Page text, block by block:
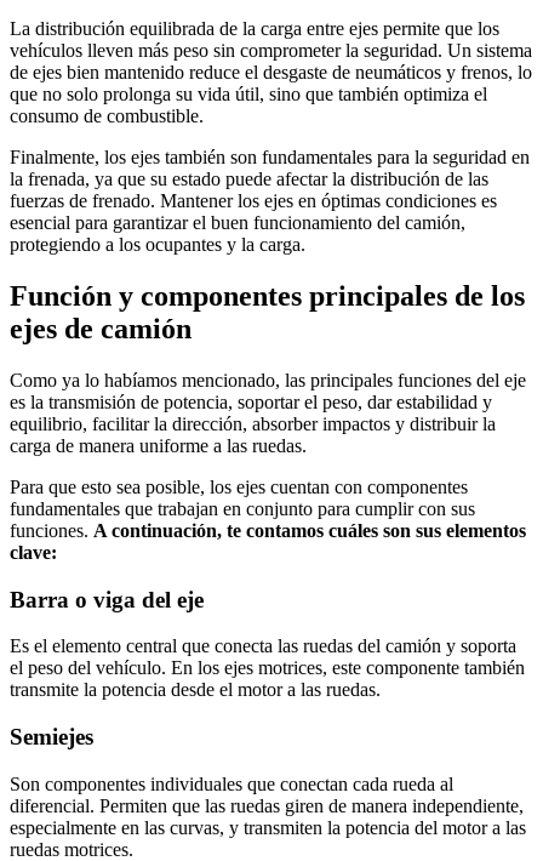
La distribución equilibrada de la carga entre ejes permite que los
vehículos lleven más peso sin comprometer la seguridad. Un sistema
de ejes bien mantenido reduce el desgaste de neumáticos y frenos, lo
que no solo prolonga su vida útil, sino que también optimiza el
consumo de combustible.
Finalmente, los ejes también son fundamentales para la seguridad en
la frenada, ya que su estado puede afectar la distribución de las
fuerzas de frenado. Mantener los ejes en óptimas condiciones es
esencial para garantizar el buen funcionamiento del camión,
protegiendo a los ocupantes y la carga.
Función y componentes principales de los
ejes de camión
Como ya lo habíamos mencionado, las principales funciones del eje
es la transmisión de potencia, soportar el peso, dar estabilidad y
equilibrio, facilitar la dirección, absorber impactos y distribuir la
carga de manera uniforme a las ruedas.
Para que esto sea posible, los ejes cuentan con componentes
fundamentales que trabajan en conjunto para cumplir con sus
funciones. A continuación, te contamos cuáles son sus elementos
clave:
Barra o viga del eje
Es el elemento central que conecta las ruedas del camión y soporta
el peso del vehículo. En los ejes motrices, este componente también
transmite la potencia desde el motor a las ruedas.
Semiejes
Son componentes individuales que conectan cada rueda al
diferencial. Permiten que las ruedas giren de manera independiente,
especialmente en las curvas, y transmiten la potencia del motor a las
ruedas motrices.